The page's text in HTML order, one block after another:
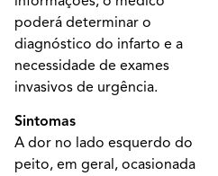
poderá determinar o
diagnóstico do infarto e a
necessidade de exames
invasivos de urgência.
Sintomas
A dor no lado esquerdo do
peito, em geral, ocasionada